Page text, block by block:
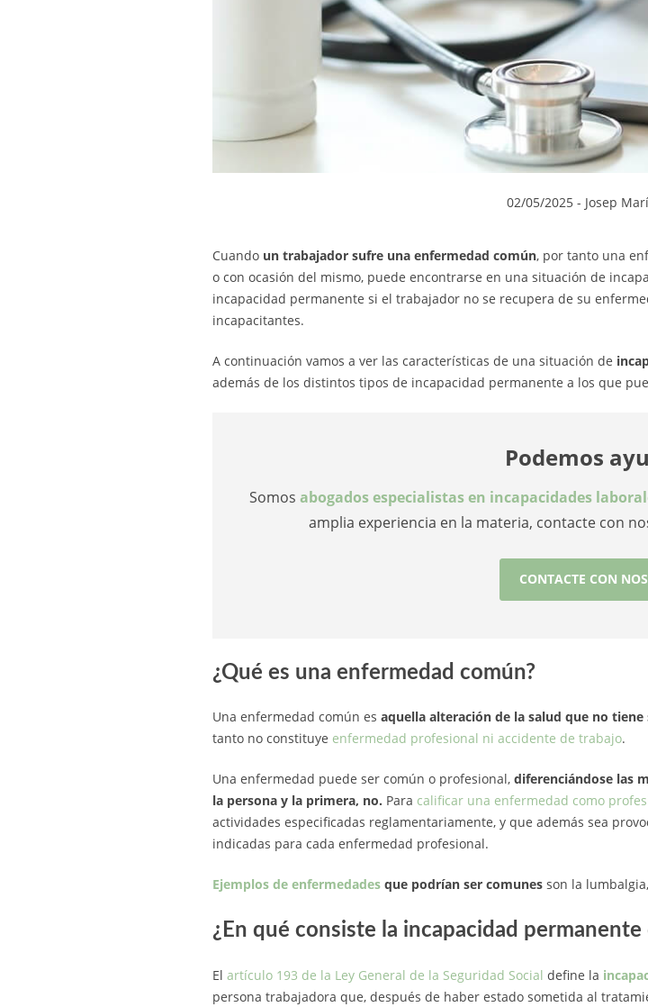
02/05/2025 - Josep
Cuando un trabajador sufre una enfermedad común, por tanto una
o con ocasión del mismo, puede encontrarse en una situación de
incapacidad permanente si el trabajador no se recupera de su
incapacitantes.
A continuación vamos a ver las características de una situación de
además de los distintos tipos de incapacidad permanente a los que
Podemos
Somos abogados especialistas en incapacidades
amplia experiencia en la materia, contacte con
CONTACTE CON
¿Qué es una enfermedad común?
Una enfermedad común es aquella alteración de la salud que no tiene
tanto no constituye enfermedad profesional ni accidente de trabajo.
Una enfermedad puede ser común o profesional, diferenciándose las
la persona y la primera, no. Para calificar una enfermedad como
actividades especificadas reglamentariamente, y que además sea
indicadas para cada enfermedad profesional.
Ejemplos de enfermedades que podrían ser comunes son la
¿En qué consiste la incapacidad
El artículo 193 de la Ley General de la Seguridad Social define la
persona trabajadora que, después de haber estado sometida al